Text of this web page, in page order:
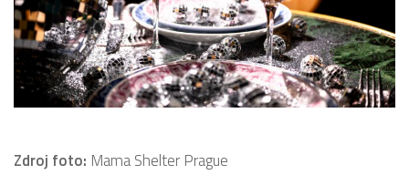
Zdroj foto: Mama Shelter Prague